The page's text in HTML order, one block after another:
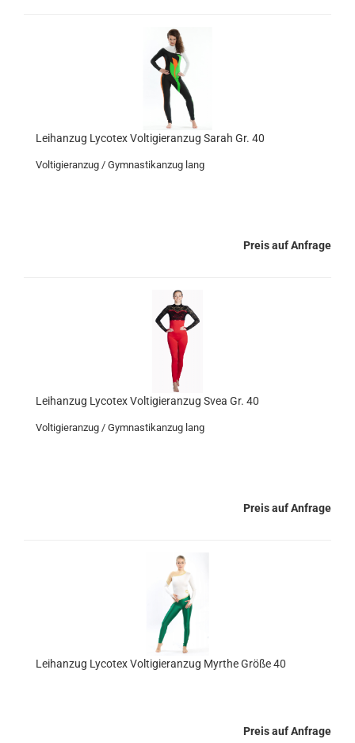
Leihanzug Lycotex Voltigieranzug Sarah Gr. 40
Voltigieranzug / Gymnastikanzug lang
Preis auf Anfrage
Leihanzug Lycotex Voltigieranzug Svea Gr. 40
Voltigieranzug / Gymnastikanzug lang
Preis auf Anfrage
Leihanzug Lycotex Voltigieranzug Myrthe Größe 40
Preis auf Anfrage